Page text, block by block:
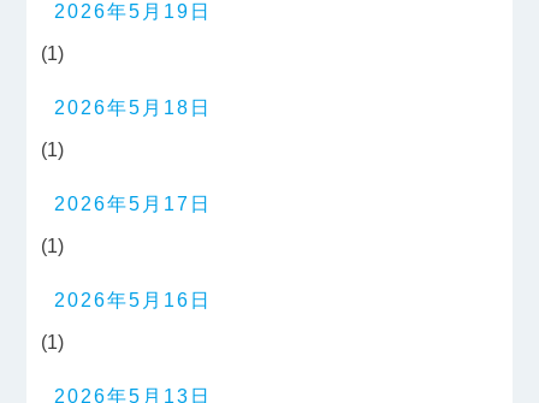
2026年5月19日
(1)
2026年5月18日
(1)
2026年5月17日
(1)
2026年5月16日
(1)
2026年5月13日